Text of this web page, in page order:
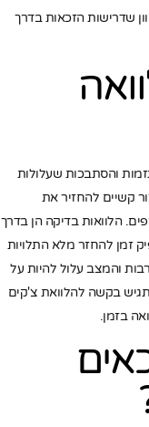
שדרישות הזכאות בדרך
והסתבכות שעלולות
קשיים להחזיר את
הלוואות בדיקה הן בדרך
זמן להחזר מלא התלויות
והמצב עלול להיות על
בקשה להלוואת צ'קים
בזמן.